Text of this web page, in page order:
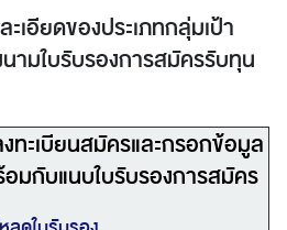
เอียดของประเภทกลุ่มเป้า
ามใบรับรองการสมัครรับทุน
ทะเบียนสมัครและกรอกข้อมูล
มกับแนบใบรับรองการสมัคร